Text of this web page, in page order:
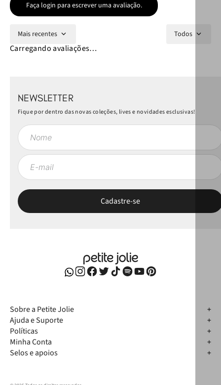
Faça login para escrever uma avaliação.
Mais recentes Todos
Carregando avaliações…
NEWSLETTER
Fique por dentro das novas coleções, lives e novidades esclusivas!
Sobre a Petite Jolie
Ajuda e Suporte
Políticas
Minha Conta
Selos e apoios